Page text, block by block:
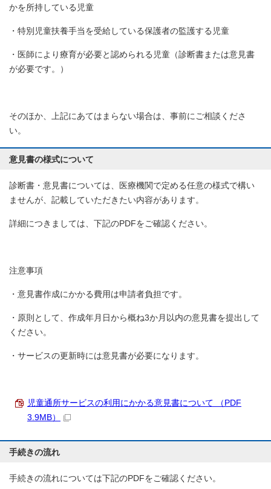
かを所持している児童
・特別児童扶養手当を受給している保護者の監護する児童
・医師により療育が必要と認められる児童（診断書または意見書
が必要です。）
そのほか、上記にあてはまらない場合は、事前にご相談くださ
い。
意見書の様式について
診断書・意見書については、医療機関で定める任意の様式で構い
ませんが、記載していただきたい内容があります。
詳細につきましては、下記のPDFをご確認ください。
注意事項
・意見書作成にかかる費用は申請者負担です。
・原則として、作成年月日から概ね3か月以内の意見書を提出して
ください。
・サービスの更新時には意見書が必要になります。
児童通所サービスの利用にかかる意見書について （PDF
3.9MB）
手続きの流れ
手続きの流れについては下記のPDFをご確認ください。